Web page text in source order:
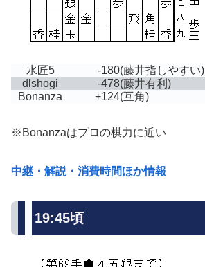
水匠5 -180(藤井指しやすい)
dlshogi
-478(藤井有利)
Bonanza
+124(互角)
※Bonanzaはプロの棋力に近い
中継・解説・消費時間ほか情報
19:45頃